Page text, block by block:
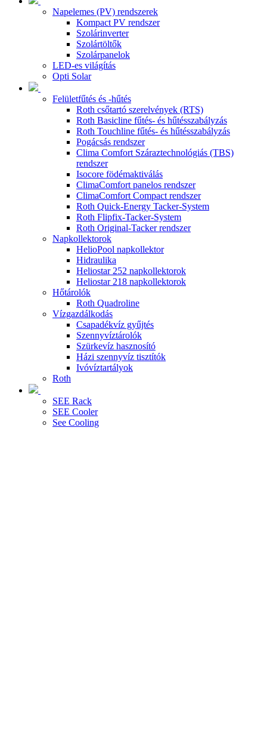
Napelemes (PV) rendszerek
Kompact PV rendszer
Szolárinverter
Szolártöltők
Szolárpanelok
LED-es világítás
Opti Solar
Felületfűtés és -hűtés
Roth csőtartó szerelvények (RTS)
Roth Basicline fűtés- és hűtésszabályzás
Roth Touchline fűtés- és hűtésszabályzás
Pogácsás rendszer
Clima Comfort Száraztechnológiás (TBS)
rendszer
Isocore födémaktiválás
ClimaComfort panelos rendszer
ClimaComfort Compact rendszer
Roth Quick-Energy Tacker-System
Roth Flipfix-Tacker-System
Roth Original-Tacker rendszer
Napkollektorok
HelioPool napkollektor
Hidraulika
Heliostar 252 napkollektorok
Heliostar 218 napkollektorok
Hőtárolók
Roth Quadroline
Vízgazdálkodás
Csapadékvíz gyűjtés
Szennyvíztárolók
Szürkevíz hasznosító
Házi szennyvíz tisztítók
Ivóvíztartályok
Roth
SEE Rack
SEE Cooler
See Cooling